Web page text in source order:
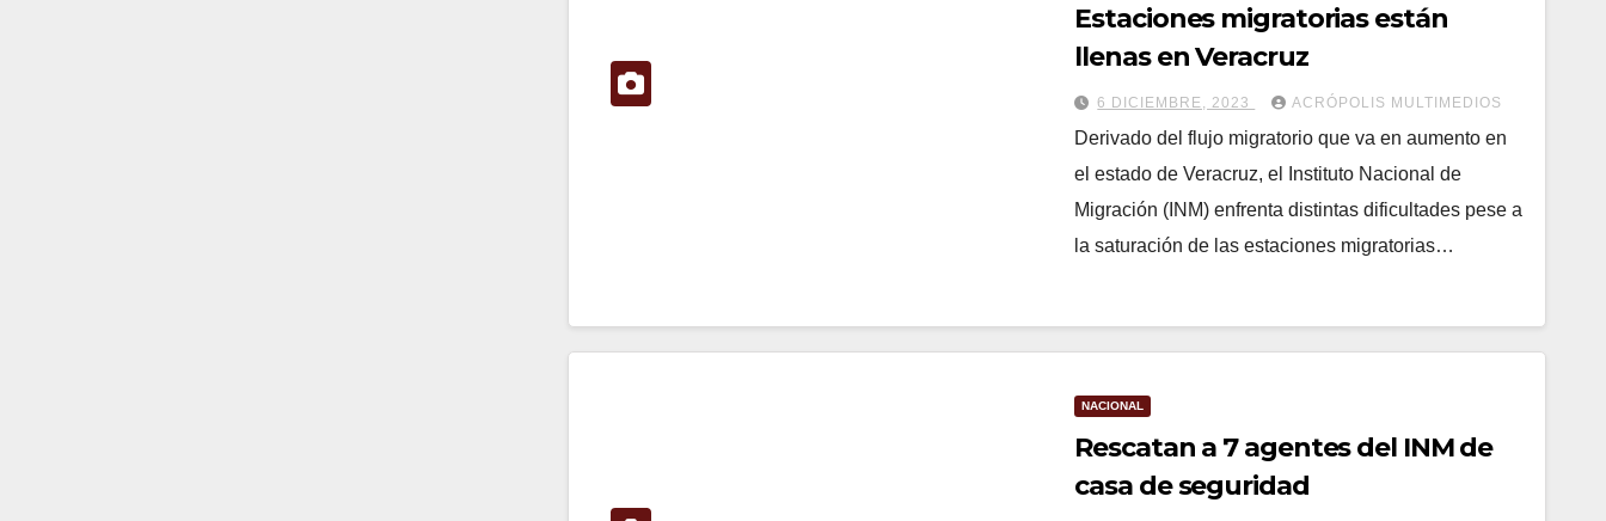
Estaciones migratorias están
llenas en Veracruz
6 DICIEMBRE, 2023 ACRÓPOLIS MULTIMEDIOS
Derivado del flujo migratorio que va en aumento en
el estado de Veracruz, el Instituto Nacional de
Migración (INM) enfrenta distintas dificultades pese a
la saturación de las estaciones migratorias…
NACIONAL
Rescatan a 7 agentes del INM de
casa de seguridad